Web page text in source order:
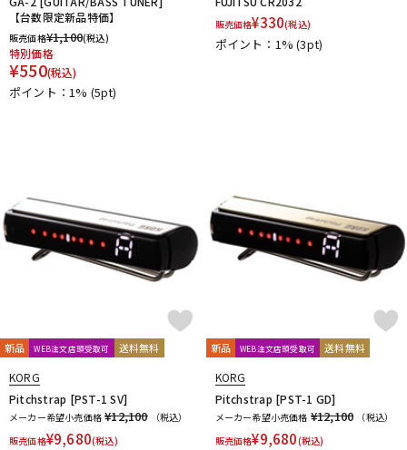
【台数限定新品特価】
販売価格¥1,100(税込)
特別価格
¥550(税込)
ポイント：1% (5pt)
販売価格¥330(税込)
ポイント：1%(3pt)
新品 WEB注文店頭受取可 送料無料
KORG
Pitchstrap [PST-1 SV]
メーカー希望小売価格 ¥12,100
（税込）
販売価格¥9,680(税込)
新品 WEB注文店頭受取可 送料無料
KORG
Pitchstrap [PST-1 GD]
メーカー希望小売価格 ¥12,100
（税込）
販売価格¥9,680(税込)